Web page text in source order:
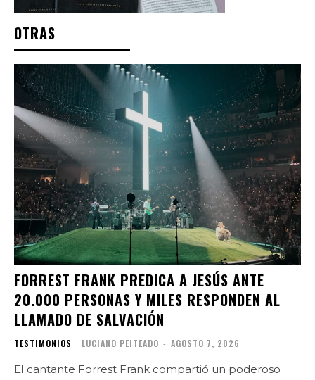
OTRAS
FORREST FRANK PREDICA A JESÚS ANTE
20.000 PERSONAS Y MILES RESPONDEN AL
LLAMADO DE SALVACIÓN
TESTIMONIOS LUCIANO PEITEADO - AGOSTO 7, 2026
El cantante Forrest Frank compartió un poderoso